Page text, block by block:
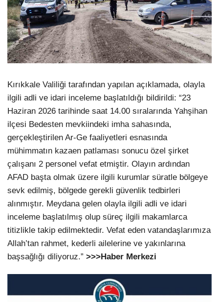
Kırıkkale Valiliği tarafından yapılan açıklamada, olayla
ilgili adli ve idari inceleme başlatıldığı bildirildi: “23
Haziran 2026 tarihinde saat 14.00 sıralarında Yahşihan
ilçesi Bedesten mevkiindeki imha sahasında,
gerçekleştirilen Ar-Ge faaliyetleri esnasında
mühimmatın kazaen patlaması sonucu özel şirket
çalışanı 2 personel vefat etmiştir. Olayın ardından
AFAD başta olmak üzere ilgili kurumlar süratle bölgeye
sevk edilmiş, bölgede gerekli güvenlik tedbirleri
alınmıştır. Meydana gelen olayla ilgili adli ve idari
inceleme başlatılmış olup süreç ilgili makamlarca
titizlikle takip edilmektedir. Vefat eden vatandaşlarımıza
Allah’tan rahmet, kederli ailelerine ve yakınlarına
başsağlığı diliyoruz.” >>>Haber Merkezi